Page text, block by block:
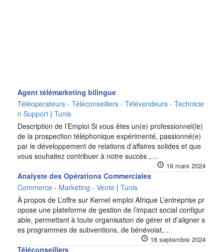
Agent télémarketing bilingue
Téléoperateurs - Téléconseillers - Télévendeurs - Technicie
n Support | Tunis
Description de l’Emploi Si vous êtes un(e) professionnel(le)
de la prospection téléphonique expérimenté, passionné(e)
par le développement de relations d’affaires solides et que
vous souhaitez contribuer à notre succès ,…
19 mars 2024
Analyste des Opérations Commerciales
Commerce - Marketing - Vente | Tunis
À propos de L’offre sur Kernel emploi Afrique L’entreprise pr
opose une plateforme de gestion de l’impact social configur
able, permettant à toute organisation de gérer et d’aligner s
es programmes de subventions, de bénévolat,…
18 septembre 2024
Téléconseillers